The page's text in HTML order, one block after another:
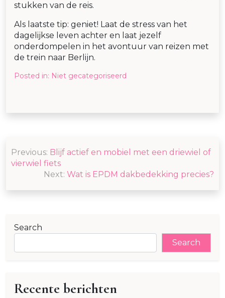
stukken van de reis.
Als laatste tip: geniet! Laat de stress van het
dagelijkse leven achter en laat jezelf
onderdompelen in het avontuur van reizen met
de trein naar Berlijn.
Posted in: Niet gecategoriseerd
Post
navigation
Previous: Blijf actief en mobiel met een driewiel of
vierwiel fiets
Next: Wat is EPDM dakbedekking precies?
Search
Search
Recente berichten